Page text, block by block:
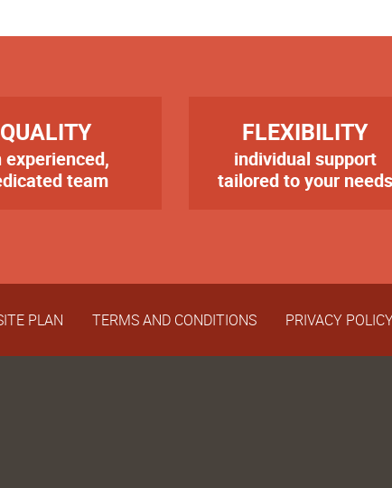
QUALITY
experienced,
team
TITREFLEXIBILITY
Texteindividual support
tailored to your needs
PLAN TERMS AND CONDITIONS PRIVACY